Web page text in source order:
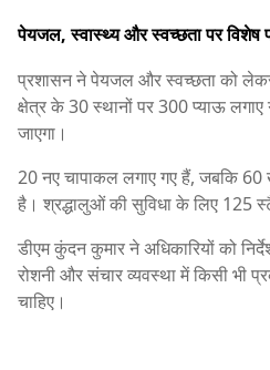
पेयजल, स्वास्थ्य और स्वच्छता पर
प्रशासन ने पेयजल और स्वच्छता को लेकर
क्षेत्र के 30 स्थानों पर 300 प्याऊ
जाएगा।
20 नए चापाकल लगाए गए हैं, जबकि 60
है। श्रद्धालुओं की सुविधा के लिए 125
डीएम कुंदन कुमार ने अधिकारियों को
रोशनी और संचार व्यवस्था में किसी भी
चाहिए।